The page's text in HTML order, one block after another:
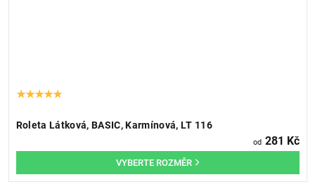
Roleta Látková, BASIC, Karmínová, LT 116
od 281 Kč